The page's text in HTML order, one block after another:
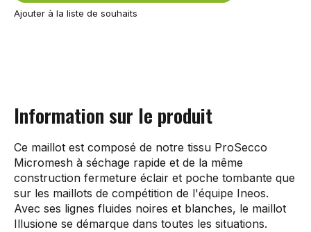
Ajouter à la liste de souhaits
Information sur le produit
Ce maillot est composé de notre tissu ProSecco
Micromesh à séchage rapide et de la même
construction fermeture éclair et poche tombante que
sur les maillots de compétition de l'équipe Ineos.
Avec ses lignes fluides noires et blanches, le maillot
Illusione se démarque dans toutes les situations.